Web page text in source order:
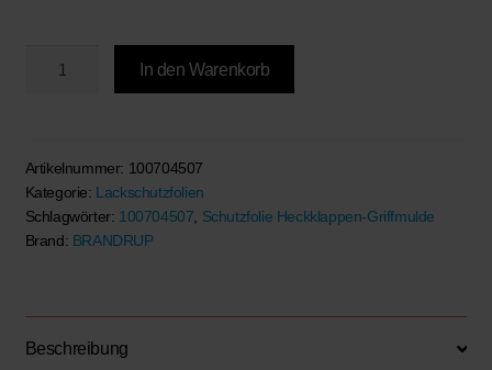
die
Heckklappen-
Griffmulde
VW
transparent
In den Warenkorb
Artikelnummer: 100704507
Kategorie: Lackschutzfolien
Schlagwörter: 100704507, Schutzfolie Heckklappen-Griffmulde
Brand: BRANDRUP
Beschreibung